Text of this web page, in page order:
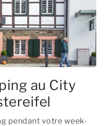
au City
pendant votre week-